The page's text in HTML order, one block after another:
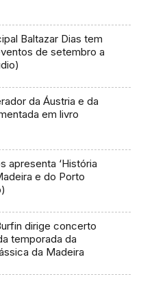
Baltazar Dias tem
de setembro a
da Áustria e da
em livro
apresenta ‘História
e do Porto
dirige concerto
temporada da
da Madeira